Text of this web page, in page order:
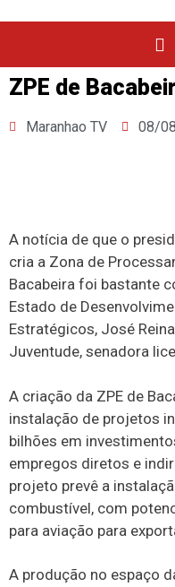
ZPE de
Maranhao TV 08/
A notícia de que o
cria a Zona de
Bacabeira foi bastante
Estado de
Estratégicos, José
Juventude, senadora
A criação da ZPE de
instalação de projetos
bilhões em
empregos diretos e
projeto prevê a
combustível, com
para aviação para
A produção no espaço